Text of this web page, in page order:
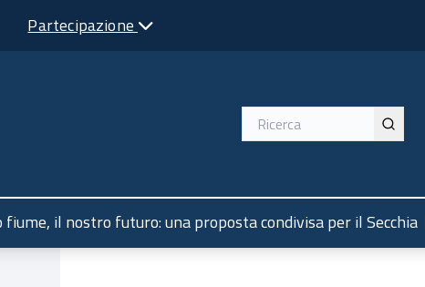
Partecipazione
il nostro futuro: una proposta condivisa per il Secchia